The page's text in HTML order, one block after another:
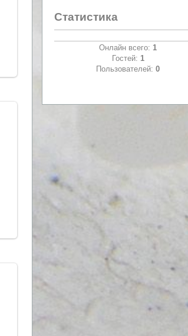
Статистика
Онлайн всего: 1
Гостей: 1
Пользователей: 0